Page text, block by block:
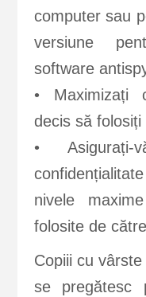
computer sau
versiune
software
• Maximizați
decis să folosiți
•
nivele
folosite de
Copiii cu
se pregătesc